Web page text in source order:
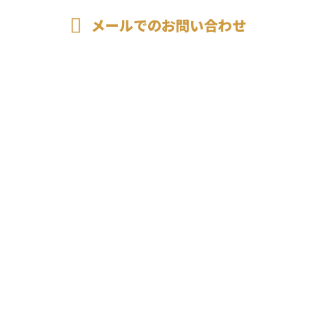
メールでのお問い合わせ